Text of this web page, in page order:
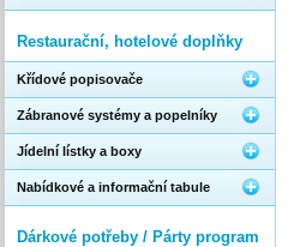
Restaurační, hotelové doplňky
Křídové popisovače
Zábranové systémy a popelníky
Jídelní lístky a boxy
Nabídkové a informační tabule
Dárkové potřeby / Párty program